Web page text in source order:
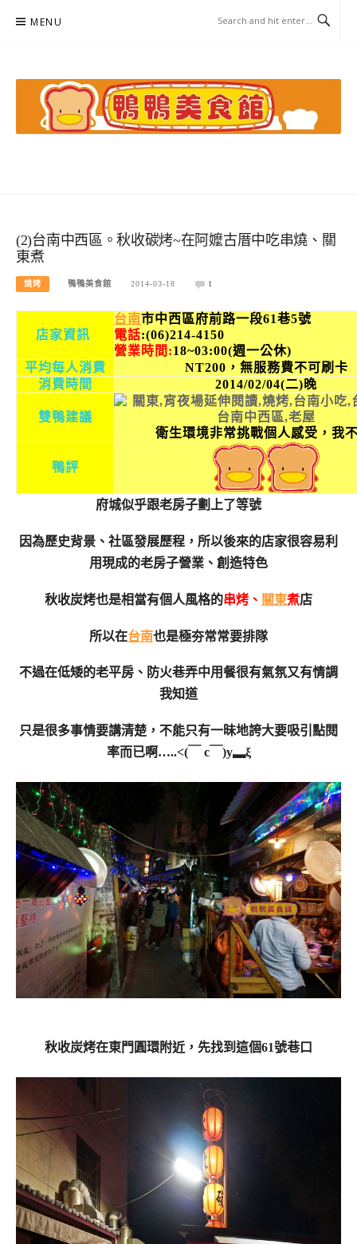
MENU
(2)台南中西區。秋收碳烤~在阿嬤古厝中吃串燒、關
東煮
燒烤 鴨鴨美食館 2014-03-18 1
店家資訊
台南市中西區府前路一段61巷5號
電話:(06)214-4150
營業時間:18~03:00(週一公休)
平均每人消費
NT200，無服務費不可刷卡
消費時間
2014/02/04(二)晚
雙鴨建議
衛生環境非常挑戰個人感受，我
鴨評
府城似乎跟老房子劃上了等號
因為歷史背景、社區發展歷程，所以後來的店家很容易利
用現成的老房子營業、創造特色
秋收炭烤也是相當有個人風格的串烤、 關東煮店
所以在台南也是極夯常常要排隊
不過在低矮的老平房、防火巷弄中用餐很有氣氛又有情調
我知道
只是很多事情要講清楚，不能只有一昧地誇大要吸引點閱
率而已啊…..<(￣ c￣)y▂ξ
秋收炭烤在東門圓環附近，先找到這個61號巷口